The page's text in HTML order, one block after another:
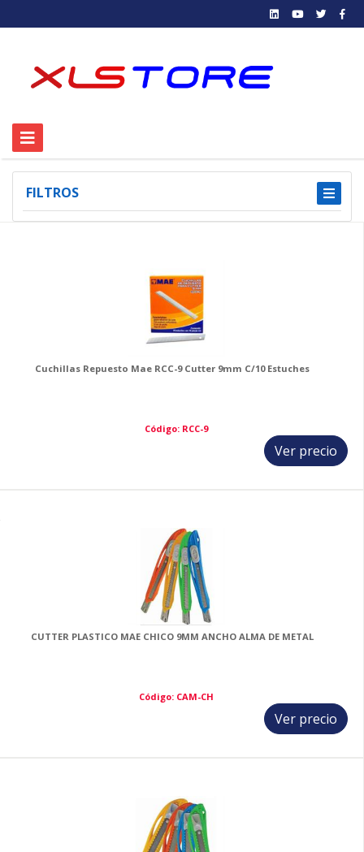
FILTROS
Cuchillas Repuesto Mae RCC-9 Cutter 9mm C/10 Estuches
Código: RCC-9
Ver precio
CUTTER PLASTICO MAE CHICO 9MM ANCHO ALMA DE METAL
Código: CAM-CH
Ver precio